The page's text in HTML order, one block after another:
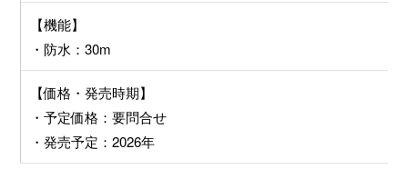
【機能】
・防水：30m
【価格・発売時期】
・予定価格：要問合せ
・発売予定：2026年